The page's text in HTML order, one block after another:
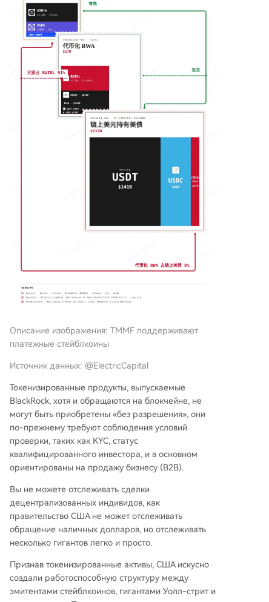
Описание изображения: TMMF поддерживают
платежные стейблкоины
Источник данных: @ElectricCapital
Токенизированные продукты, выпускаемые
BlackRock, хотя и обращаются на блокчейне, не
могут быть приобретены «без разрешения», они
по-прежнему требуют соблюдения условий
проверки, таких как KYC, статус
квалифицированного инвестора, и в основном
ориентированы на продажу бизнесу (B2B).
Вы не можете отслеживать сделки
децентрализованных индивидов, как
правительство США не может отслеживать
обращение наличных долларов, но отслеживать
несколько гигантов легко и просто.
Признав токенизированные активы, США искусно
создали работоспособную структуру между
эмитентами стейблкоинов, гигантами Уолл-стрит и